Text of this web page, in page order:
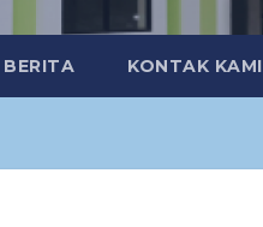
BERITA KONTAK KAMI